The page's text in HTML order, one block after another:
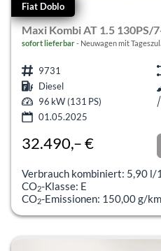
Fiat Doblo
Maxi Kombi AT 1.5 130PS/
sofort lieferbar Neuwagen mit
9731
Diesel
96 kW (131 PS)
01.05.2025
32.490,– €
Verbrauch kombiniert: 5,90 l/
CO2-Klasse: E
CO2-Emissionen: 150,00 g/km